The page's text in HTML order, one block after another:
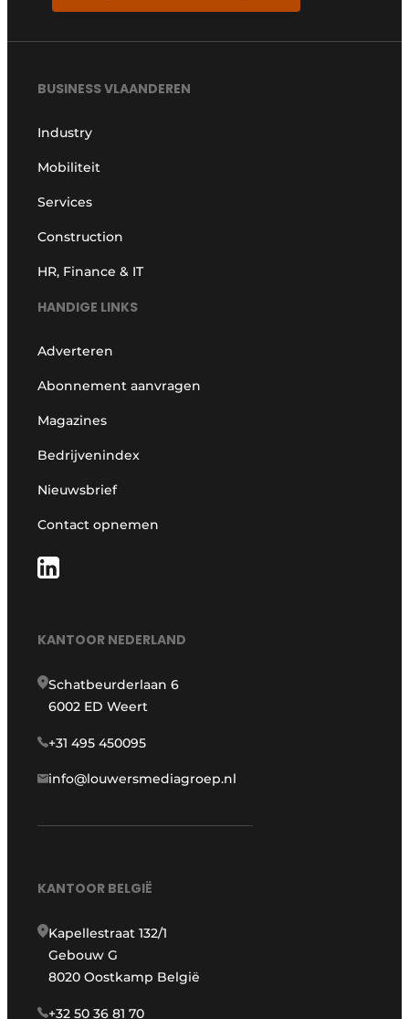
BUSINESS VLAANDEREN
Industry
Mobiliteit
Services
Construction
HR, Finance & IT
HANDIGE LINKS
Adverteren
Abonnement aanvragen
Magazines
Bedrijvenindex
Nieuwsbrief
Contact opnemen
KANTOOR NEDERLAND
Schatbeurderlaan 6
6002 ED Weert
+31 495 450095
info@louwersmediagroep.nl
KANTOOR BELGIË
Kapellestraat 132/1
Gebouw G
8020 Oostkamp België
+32 50 36 81 70